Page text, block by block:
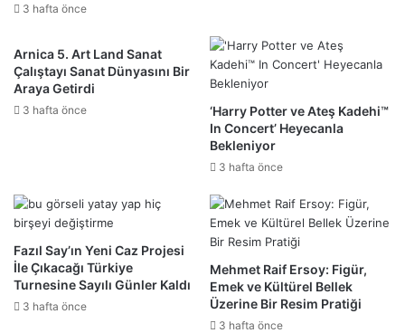
3 hafta önce
Arnica 5. Art Land Sanat
Çalıştayı Sanat Dünyasını Bir
Araya Getirdi
3 hafta önce
‘Harry Potter ve Ateş Kadehi™
In Concert’ Heyecanla
Bekleniyor
3 hafta önce
Fazıl Say’ın Yeni Caz Projesi
İle Çıkacağı Türkiye
Turnesine Sayılı Günler Kaldı
3 hafta önce
Mehmet Raif Ersoy: Figür,
Emek ve Kültürel Bellek
Üzerine Bir Resim Pratiği
3 hafta önce